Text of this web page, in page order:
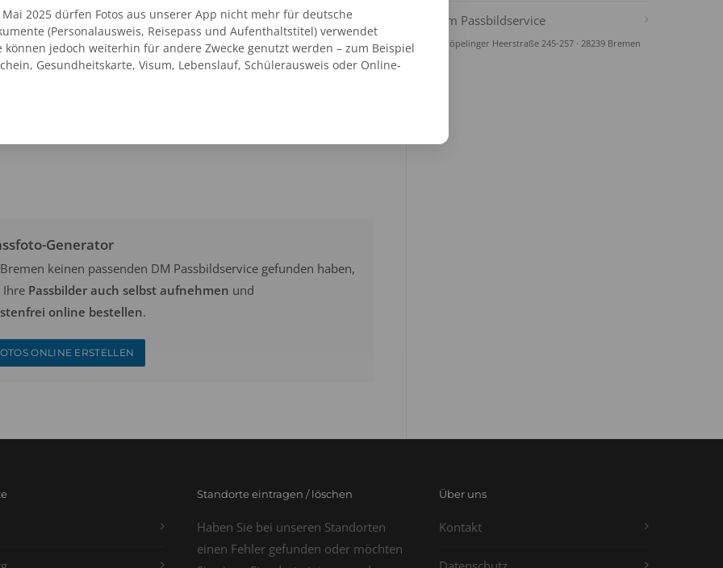
Generator
keinen passenden DM Passbildservice gefunden haben,
Ihre Passbilder auch selbst aufnehmen und
online bestellen.
ONLINE ERSTELLEN
dm Passbildservice
Gröpelinger Heerstraße 245-257 · 28239 Bremen
Standorte eintragen / löschen
Haben Sie bei unseren Standorten
einen Fehler gefunden oder möchten
Über uns
Kontakt
Mai 2025 dürfen Fotos aus unserer App nicht mehr für deutsche
(Personalausweis, Reisepass und Aufenthaltstitel) verwendet
können jedoch weiterhin für andere Zwecke genutzt werden – zum Beispiel
Gesundheitskarte, Visum, Lebenslauf, Schülerausweis oder Online-